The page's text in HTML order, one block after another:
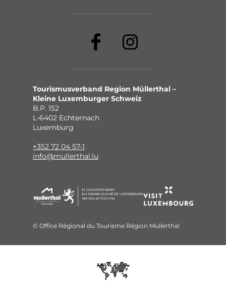
Tourismusverband Region Müllerthal –
Kleine Luxemburger Schweiz
B.P. 152
L-6402 Echternach
Luxemburg
+352 72 04 57-1
info@mullerthal.lu
© Office Régional du Tourisme Région Mullerthal